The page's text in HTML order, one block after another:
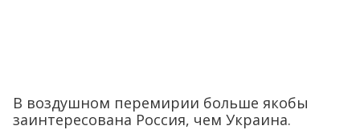
В воздушном перемирии больше якобы
заинтересована Россия, чем Украина.